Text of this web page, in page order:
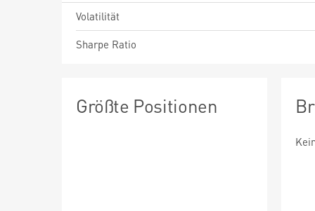
Volatilität
Sharpe Ratio
Größte Positionen